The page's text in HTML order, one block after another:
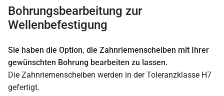
Bohrungsbearbeitung zur
Wellenbefestigung
Sie haben die Option, die Zahnriemenscheiben mit Ihrer
gewünschten Bohrung bearbeiten zu lassen.
Die Zahnriemenscheiben werden in der Toleranzklasse H7
gefertigt.